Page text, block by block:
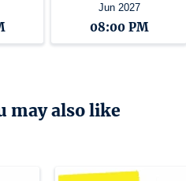
Jun 2027
08:00 PM
may also like